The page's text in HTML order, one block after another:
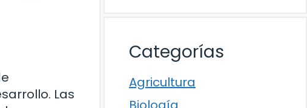
Las
Categorías
Agricultura